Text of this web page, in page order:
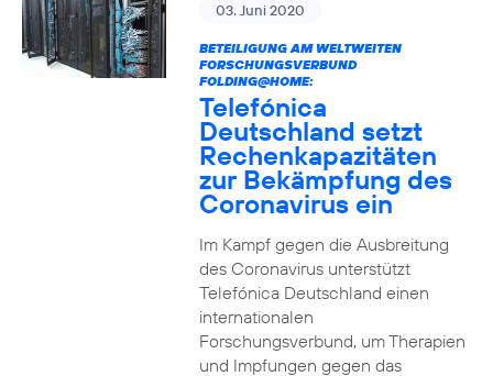
03. Juni 2020
BETEILIGUNG AM WELTWEITEN
FORSCHUNGSVERBUND
FOLDING@HOME:
Telefónica
Deutschland setzt
Rechenkapazitäten
zur Bekämpfung des
Coronavirus ein
Im Kampf gegen die Ausbreitung
des Coronavirus unterstützt
Telefónica Deutschland einen
internationalen
Forschungsverbund, um Therapien
und Impfungen gegen das